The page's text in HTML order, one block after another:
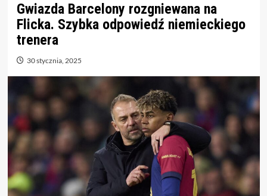
Gwiazda Barcelony rozgniewana na
Flicka. Szybka odpowiedź niemieckiego
trenera
30 stycznia, 2025